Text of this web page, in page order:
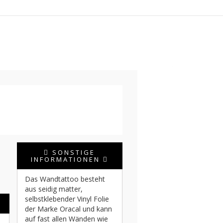
SONSTIGE
INFORMATIONEN
Das Wandtattoo besteht
aus seidig matter,
selbstklebender Vinyl Folie
der Marke Oracal und kann
auf fast allen Wänden wie